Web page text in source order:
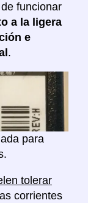
funcionar
a la ligera
e
.
para
tolerar
corrientes